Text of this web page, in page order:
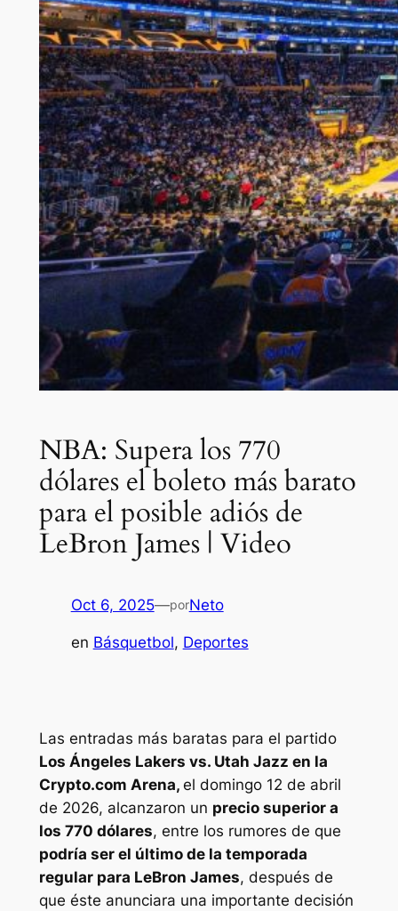
NBA: Supera los 770
dólares el boleto más barato
para el posible adiós de
LeBron James | Video
Oct 6, 2025—porNeto
en Básquetbol, Deportes
Las entradas más baratas para el partido
Los Ángeles Lakers vs. Utah Jazz en la
Crypto.com Arena, el domingo 12 de abril
de 2026, alcanzaron un precio superior a
los 770 dólares, entre los rumores de que
podría ser el último de la temporada
regular para LeBron James, después de
que éste anunciara una importante decisión